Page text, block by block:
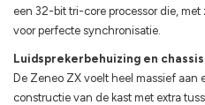
een 32-bit tri-core processor die,
voor perfecte synchronisatie.
Luidsprekerbehuizing en chassis
De Zeneo ZX voelt heel massief aan
constructie van de kast met extra